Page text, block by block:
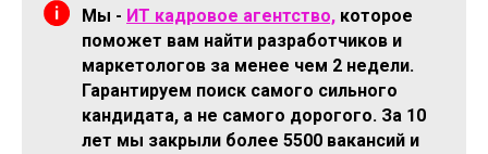
Мы - ИТ кадровое агентство, которое
поможет вам найти разработчиков и
маркетологов за менее чем 2 недели.
Гарантируем поиск самого сильного
кандидата, а не самого дорогого. За 10
лет мы закрыли более 5500 вакансий и